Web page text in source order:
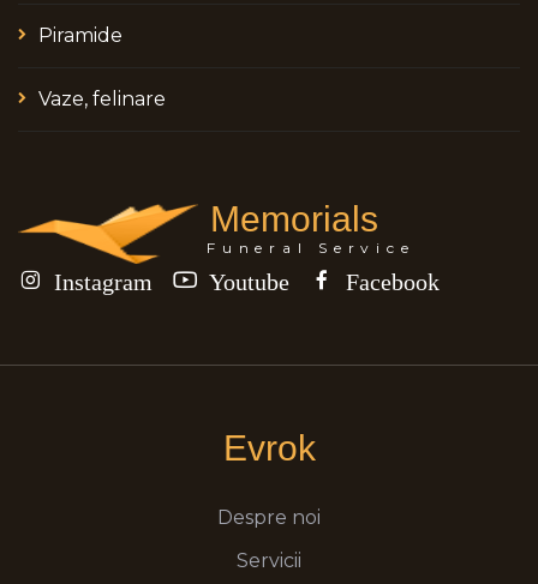
Piramide
Vaze, felinare
Memorials
Funeral Service
Instagram Youtube Facebook
Evrok
Despre noi
Servicii